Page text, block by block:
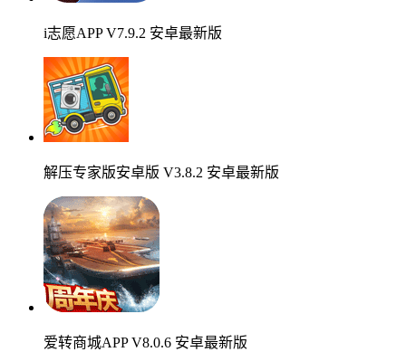
i志愿APP V7.9.2 安卓最新版
解压专家版安卓版 V3.8.2 安卓最新版
爱转商城APP V8.0.6 安卓最新版